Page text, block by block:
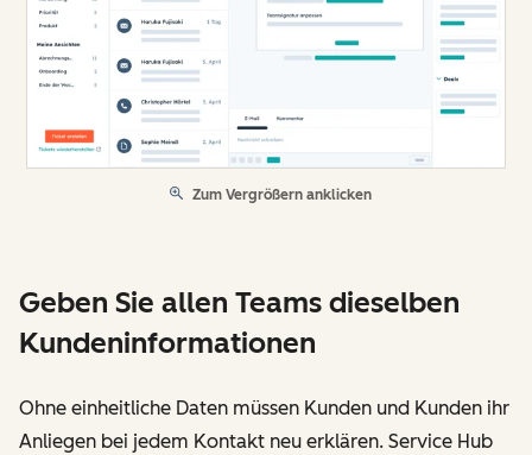
Zum Vergrößern anklicken
Geben Sie allen Teams dieselben
Kundeninformationen
Ohne einheitliche Daten müssen Kunden und Kunden ihr
Anliegen bei jedem Kontakt neu erklären. Service Hub